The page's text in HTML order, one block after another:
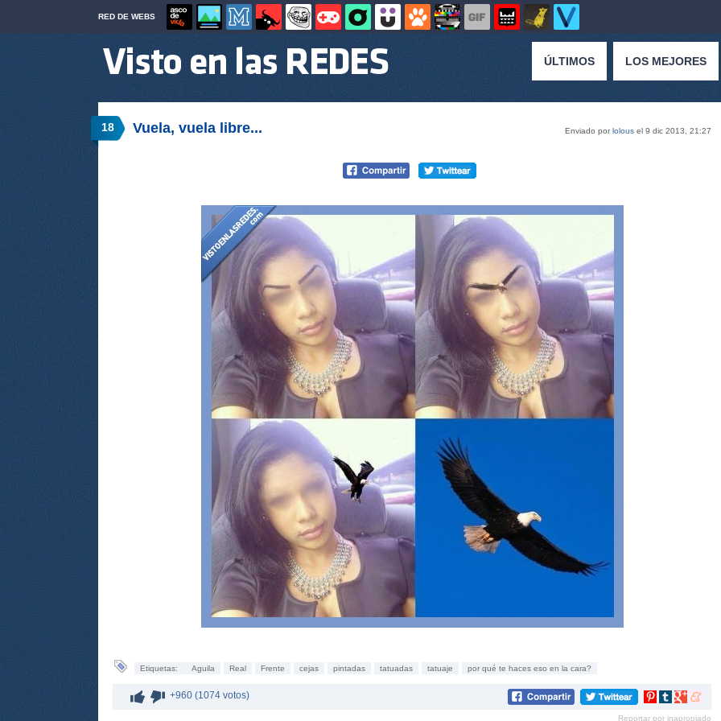
RED DE WEBS
ÚLTIMOS LOS MEJORES
18 Enviado porlolous el 9 dic 2013, 21:27
Vuela, vuela libre...
Etiquetas: Aguila Real Frente cejas pintadas tatuadas tatuaje por qué te haces eso en la cara?
+960 (1074 votos)
Compartir
Compartir
Compartir
Reportar por inapropiado